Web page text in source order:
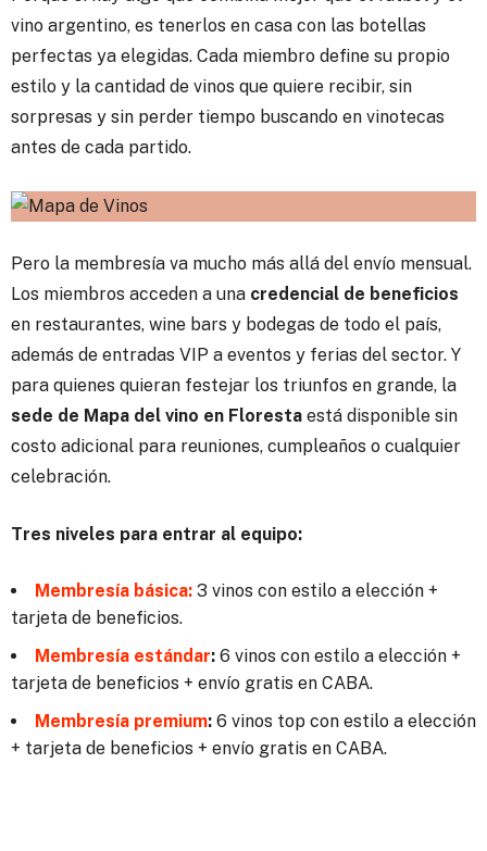
vino argentino, es tenerlos en casa con las botellas
perfectas ya elegidas. Cada miembro define su propio
estilo y la cantidad de vinos que quiere recibir, sin
sorpresas y sin perder tiempo buscando en vinotecas
antes de cada partido.
Pero la membresía va mucho más allá del envío mensual.
Los miembros acceden a una credencial de beneficios
en restaurantes, wine bars y bodegas de todo el país,
además de entradas VIP a eventos y ferias del sector. Y
para quienes quieran festejar los triunfos en grande, la
sede de Mapa del vino en Floresta está disponible sin
costo adicional para reuniones, cumpleaños o cualquier
celebración.
Tres niveles para entrar al equipo:
Membresía básica: 3 vinos con estilo a elección +
tarjeta de beneficios.
Membresía estándar: 6 vinos con estilo a elección +
tarjeta de beneficios + envío gratis en CABA.
Membresía premium: 6 vinos top con estilo a elección
+ tarjeta de beneficios + envío gratis en CABA.